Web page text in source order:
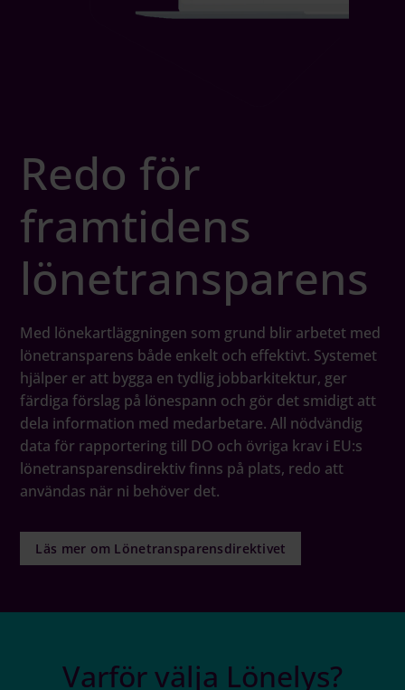
Redo för
framtidens
lönetransparens
Med lönekartläggningen som grund blir arbetet med
lönetransparens både enkelt och effektivt. Systemet
hjälper er att bygga en tydlig jobbarkitektur, ger
färdiga förslag på lönespann och gör det smidigt att
dela information med medarbetare. All nödvändig
data för rapportering till DO och övriga krav i EU:s
lönetransparensdirektiv finns på plats, redo att
användas när ni behöver det.
Läs mer om Lönetransparensdirektivet
Varför välja Lönelys?